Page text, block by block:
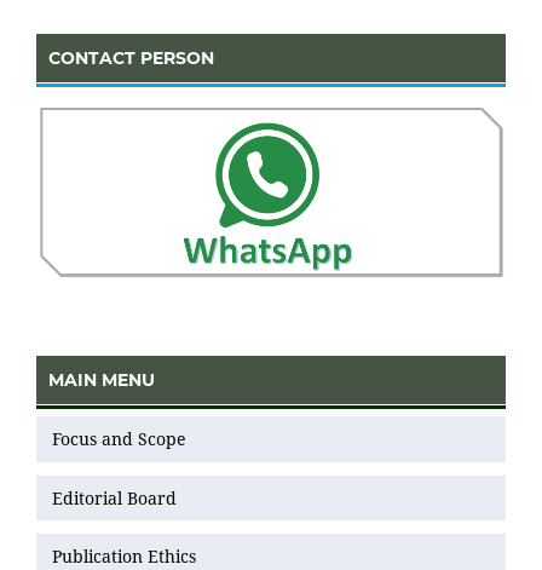
CONTACT PERSON
MAIN MENU
Focus and Scope
Editorial Board
Publication Ethics